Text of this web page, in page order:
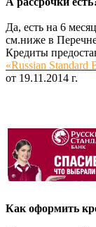
Да, есть на 6
см.ниже в
Кредиты
«Russian Standard
от 19.11.2014 г.
Как оформить